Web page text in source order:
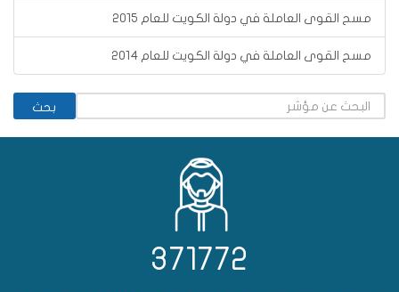
مسح القوى العاملة في دولة الكويت للعام 2015
مسح القوى العاملة في دولة الكويت للعام 2014
371772